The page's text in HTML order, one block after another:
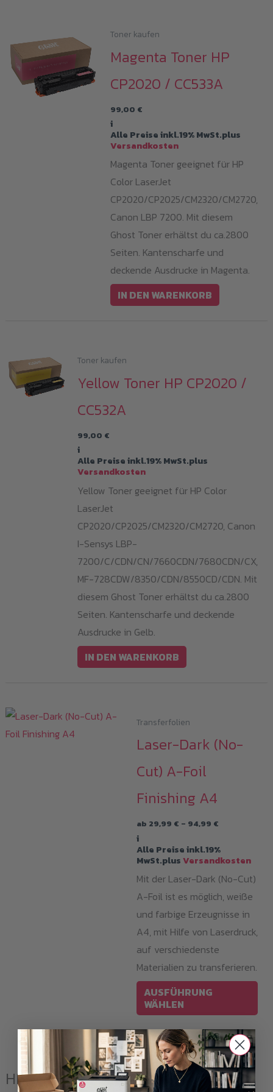
Toner kaufen
Magenta Toner HP
CP2020 / CC533A
99,00 €
i
Alle Preise inkl.19% MwSt.plus
Versandkosten
Magenta Toner geeignet für HP
Color LaserJet
CP2020/CP2025/CM2320/CM2720,
Canon LBP 7200. Mit diesem
Ghost Toner erhältst du ca.2800
Seiten. Kantenscharfe und
deckende Ausdrucke in Magenta.
IN DEN WARENKORB
Toner kaufen
Yellow Toner HP CP2020 /
CC532A
99,00 €
i
Alle Preise inkl.19% MwSt.plus
Versandkosten
Yellow Toner geeignet für HP Color
LaserJet
CP2020/CP2025/CM2320/CM2720, Canon
I-Sensys LBP-
7200/C/CDN/CN/7660CDN/7680CDN/CX,
MF-728CDW/8350/CDN/8550CD/CDN. Mit
diesem Ghost Toner erhältst du ca.2800
Seiten. Kantenscharfe und deckende
Ausdrucke in Gelb.
IN DEN WARENKORB
Transferfolien
Laser-Dark (No-
Cut) A-Foil
Finishing A4
ab 29,99 € – 94,99 €
94,99 €
i
Alle Preise inkl.19%
MwSt.plusVersandkosten
Mit der Laser-Dark (No-Cut)
A-Foil ist es möglich, weiße
und farbige Erzeugnisse in
A4, mit Hilfe von Laserdruck,
auf verschiedenste
Materialien zu transferieren.
AUSFÜHRUNG
WÄHLEN
HP Color LaserJet CP 2027: Optimiert